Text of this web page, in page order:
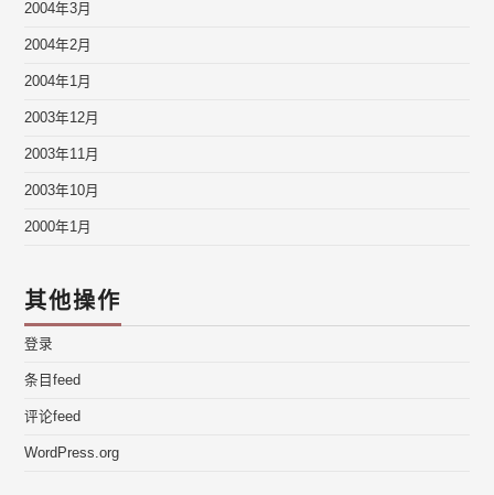
2004年3月
2004年2月
2004年1月
2003年12月
2003年11月
2003年10月
2000年1月
其他操作
登录
条目feed
评论feed
WordPress.org